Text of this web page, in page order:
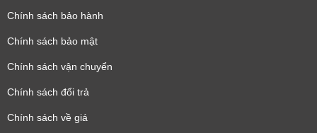
Chính sách bảo hành
Chính sách bảo mật
Chính sách vận chuyển
Chính sách đổi trả
Chính sách về giá